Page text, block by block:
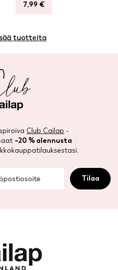
7,99 €
tuotteita
Club Cailap -
–20 % alennusta